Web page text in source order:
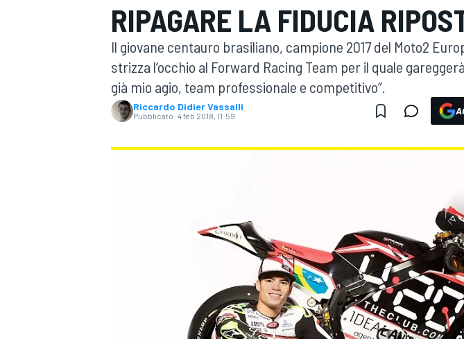
MOTOGP WEC
RIPAGARE LA FIDUCIA
Il giovane centauro brasiliano, campione 2017 del Moto2
strizza l’occhio al Forward Racing Team per il quale
già mio agio, team professionale e competitivo”.
Riccardo Didier Vassalli
Pubblicato: 4 feb 2018, 11:59